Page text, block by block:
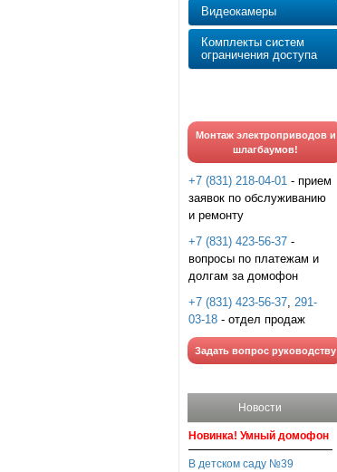
Видеокамеры
Комплекты систем
ограничения доступа
Монтаж электроприводов и
шлагбаумов!
+7 (831) 218-04-01 - прием
заявок по обслуживанию
и ремонту
+7 (831) 423-56-37 -
вопросы по платежам и
долгам за домофон
+7 (831) 423-56-37, 291-
03-18 - отдел продаж
Задать вопрос руководству
Новости
Новинка! Умный домофон
В детском саду №39